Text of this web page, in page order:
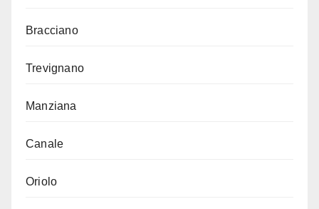
Bracciano
Trevignano
Manziana
Canale
Oriolo